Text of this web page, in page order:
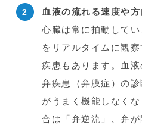
血液の流れる速度や
心臓は常に拍動して
をリアルタイムに観
疾患もあります。血液
弁疾患（弁膜症）の
がうまく機能しなく
合は「弁逆流」、弁